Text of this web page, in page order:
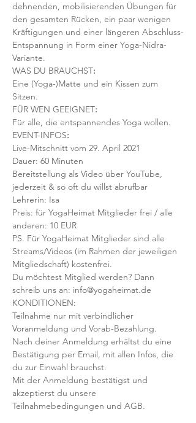
dehnenden, mobilisierenden Übungen für
den gesamten Rücken, ein paar wenigen
Kräftigungen und einer längeren Abschluss-
Entspannung in Form einer Yoga-Nidra-
Variante.
WAS DU BRAUCHST:
Eine (Yoga-)Matte und ein Kissen zum
Sitzen.
FÜR WEN GEEIGNET:
Für alle, die entspannendes Yoga wollen.
EVENT-INFOS:
Live-Mitschnitt vom 29. April 2021
Dauer: 60 Minuten
Bereitstellung als Video über YouTube,
jederzeit & so oft du willst abrufbar
Lehrerin: Isa
Preis: für YogaHeimat Mitglieder frei / alle
anderen: 10 EUR
PS. Für YogaHeimat Mitglieder sind alle
Streams/Videos (im Rahmen der jeweiligen
Mitgliedschaft) kostenfrei.
Du möchtest Mitglied werden? Dann
schreib uns an: info@yogaheimat.de
KONDITIONEN:
Teilnahme nur mit verbindlicher
Voranmeldung und Vorab-Bezahlung.
Nach deiner Anmeldung erhältst du eine
Bestätigung per Email, mit allen Infos, die
du zur Einwahl brauchst.
Mit der Anmeldung bestätigst und
akzeptierst du unsere
Teilnahmebedingungen und AGB.